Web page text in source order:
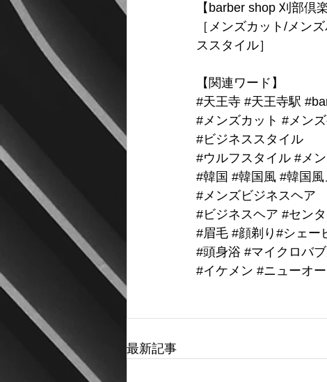
【barber shop 刈部倶楽
［メンズカット/メン
ススタイル］
【関連ワード】
#天王寺 #天王寺駅
#メンズカット #メン
#ビジネススタイル
#ウルフスタイル #メ
#韓国 #韓国風 #韓国
#メンズビジネスヘア
#ビジネスヘア #セン
#眉毛 #顔剃り #シェー
#頭身浴 #マイクロバ
#イケメン #ニューオ
最新記事